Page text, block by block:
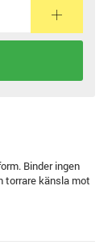
Binder ingen
torrare känsla mot